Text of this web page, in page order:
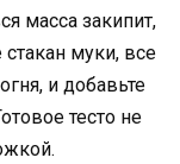
масса закипит,
муки, все
и добавьте
тесто не